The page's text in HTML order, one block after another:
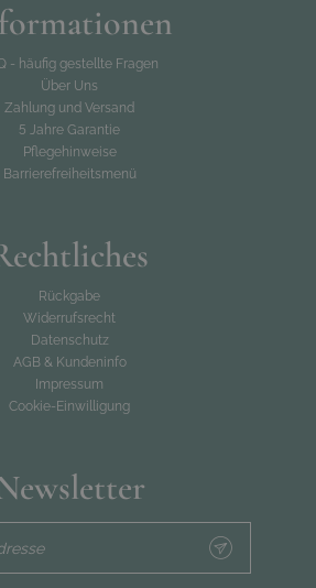
- häufig gestellte Fragen
Über Uns
Zahlung und Versand
5 Jahre Garantie
Pflegehinweise
Barrierefreiheitsmenü
Rückgabe
Widerrufsrecht
Datenschutz
AGB & Kundeninfo
Impressum
Cookie-Einwilligung